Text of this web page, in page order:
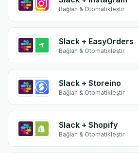
Bağlan & Otomatikleştir
Slack + EasyOrders
Bağlan & Otomatikleştir
Slack + Storeino
Bağlan & Otomatikleştir
Slack + Shopify
Bağlan & Otomatikleştir